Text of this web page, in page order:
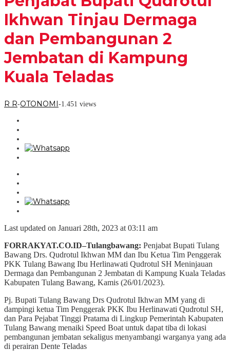
Ikhwan Tinjau Dermaga
dan Pembangunan 2
Jembatan di Kampung
Kuala Teladas
R R-OTONOMI-1.451 views
Last updated on Januari 28th, 2023 at 03:11 am
FORRAKYAT.CO.ID–Tulangbawang: Penjabat Bupati Tulang
Bawang Drs. Qudrotul Ikhwan MM dan Ibu Ketua Tim Penggerak
PKK Tulang Bawang Ibu Herlinawati Qudrotul SH Meninjauan
Dermaga dan Pembangunan 2 Jembatan di Kampung Kuala Teladas
Kabupaten Tulang Bawang, Kamis (26/01/2023).
Pj. Bupati Tulang Bawang Drs Qudrotul Ikhwan MM yang di
dampingi ketua Tim Penggerak PKK Ibu Herlinawati Qudrotul SH,
dan Para Pejabat Tinggi Pratama di Lingkup Pemerintah Kabupaten
Tulang Bawang menaiki Speed Boat untuk dapat tiba di lokasi
pembangunan jembatan sekaligus menyambangi warganya yang ada
di perairan Dente Teladas